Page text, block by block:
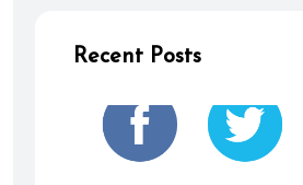
Recent Posts